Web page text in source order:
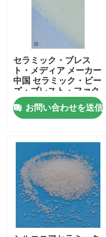
ホーム
企業情報
会社案内
セラミック・ブレス
ト・メディア メーカー
中国 セラミック・ビー
ズ・ブレスト・ファク
トリー
お問い合わせを送信